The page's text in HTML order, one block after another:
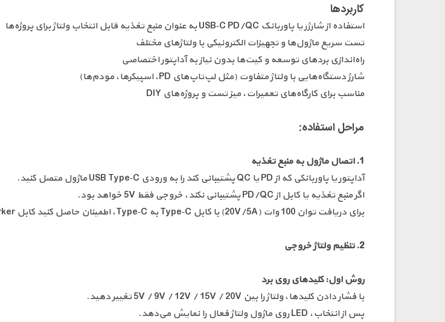
کاربردها
استفاده از شارژر یا پاوربانک USB‑C PD/QC به عنوان منبع تغذیه قابل انتخاب ولتاژ برای پروژه‌ها
تست سریع ماژول‌ها و تجهیزات الکترونیکی با ولتاژهای مختلف
راه‌اندازی بردهای توسعه و کیت‌ها بدون نیاز به آداپتور اختصاصی
شارژ دستگاه‌هایی با ولتاژ متفاوت (مثل لپ‌تاپ‌های PD، اسپیکرها، مودم‌ها)
مناسب برای کارگاه‌های تعمیرات، میز تست و پروژه‌های DIY
مراحل استفاده:
1. اتصال ماژول به منبع تغذیه
آداپتور یا پاوربانکی که از PD یا QC پشتیبانی کند را به ورودی USB Type‑C ماژول متصل کنید.
اگر منبع تغذیه یا کابل از PD/QC پشتیبانی نکند، خروجی فقط 5V خواهد بود.
برای دریافت توان 100 وات (20V/5A) با کابل Type‑C به Type‑C، اطمینان حاصل کنید کابل E‑Marker باشد.
2. تنظیم ولتاژ خروجی
روش اول: کلیدهای روی برد
با فشار دادن کلیدها، ولتاژ را بین 5V / 9V / 12V / 15V / 20V تغییر دهید.
پس از انتخاب، LED روی ماژول ولتاژ فعال را نمایش می‌دهد.